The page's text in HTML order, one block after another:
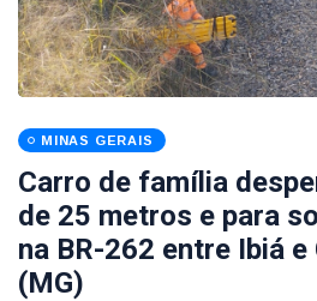
MINAS GERAIS
Carro de família
de 25 metros e para
na BR-262 entre Ibiá
(MG)